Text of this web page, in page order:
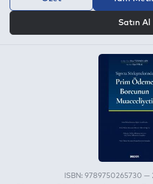
Satın Al
ISBN: 9789750265730 —